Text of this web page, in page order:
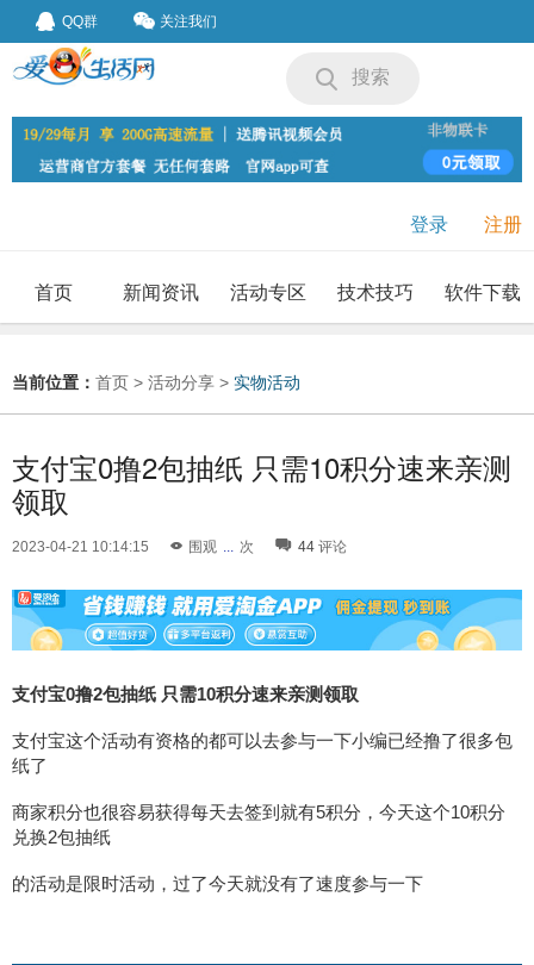
QQ群 关注我们
搜索
登录 注册
首页 新闻资讯 活动专区 技术技巧 软件下载
当前位置： 首页 > 活动分享 > 实物活动
支付宝0撸2包抽纸 只需10积分速来亲测
领取
2023-04-21 10:14:15 围观 ... 次 44 评论
支付宝0撸2包抽纸 只需10积分速来亲测领取
支付宝这个活动有资格的都可以去参与一下小编已经撸了很多包
纸了
商家积分也很容易获得每天去签到就有5积分，今天这个10积分
兑换2包抽纸
的活动是限时活动，过了今天就没有了速度参与一下